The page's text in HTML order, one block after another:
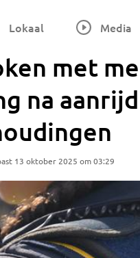
Lokaal Media
met
na
13 oktober 2025 om 03:29